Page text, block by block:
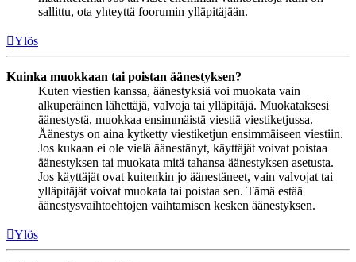
sallittu, ota yhteyttä foorumin ylläpitäjään.
Ylös
Kuinka muokkaan tai poistan äänestyksen?
Kuten viestien kanssa, äänestyksiä voi muokata vain
alkuperäinen lähettäjä, valvoja tai ylläpitäjä. Muokataksesi
äänestystä, muokkaa ensimmäistä viestiä viestiketjussa.
Äänestys on aina kytketty viestiketjun ensimmäiseen viestiin.
Jos kukaan ei ole vielä äänestänyt, käyttäjät voivat poistaa
äänestyksen tai muokata mitä tahansa äänestyksen asetusta.
Jos käyttäjät ovat kuitenkin jo äänestäneet, vain valvojat tai
ylläpitäjät voivat muokata tai poistaa sen. Tämä estää
äänestysvaihtoehtojen vaihtamisen kesken äänestyksen.
Ylös